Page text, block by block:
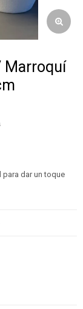
Marroquí
para dar un toque